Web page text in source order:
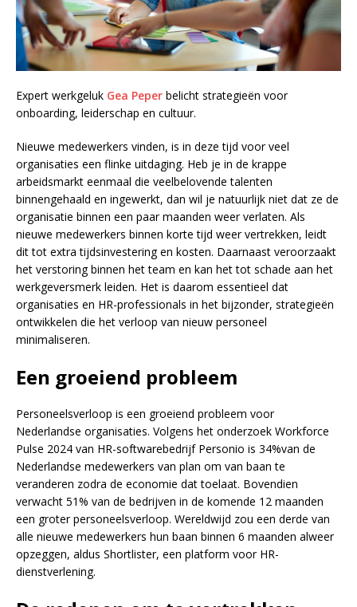
Expert werkgeluk Gea Peper belicht strategieën voor
onboarding, leiderschap en cultuur.
Nieuwe medewerkers vinden, is in deze tijd voor veel
organisaties een flinke uitdaging. Heb je in de krappe
arbeidsmarkt eenmaal die veelbelovende talenten
binnengehaald en ingewerkt, dan wil je natuurlijk niet dat ze de
organisatie binnen een paar maanden weer verlaten. Als
nieuwe medewerkers binnen korte tijd weer vertrekken, leidt
dit tot extra tijdsinvestering en kosten. Daarnaast veroorzaakt
het verstoring binnen het team en kan het tot schade aan het
werkgeversmerk leiden. Het is daarom essentieel dat
organisaties en HR-professionals in het bijzonder, strategieën
ontwikkelen die het verloop van nieuw personeel
minimaliseren.
Een groeiend probleem
Personeelsverloop is een groeiend probleem voor
Nederlandse organisaties. Volgens het onderzoek Workforce
Pulse 2024 van HR-softwarebedrijf Personio is 34%van de
Nederlandse medewerkers van plan om van baan te
veranderen zodra de economie dat toelaat. Bovendien
verwacht 51% van de bedrijven in de komende 12 maanden
een groter personeelsverloop. Wereldwijd zou een derde van
alle nieuwe medewerkers hun baan binnen 6 maanden alweer
opzeggen, aldus Shortlister, een platform voor HR-
dienstverlening.